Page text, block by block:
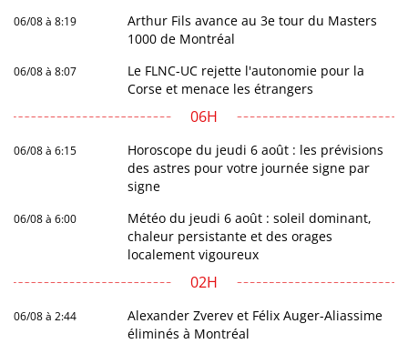
06/08 à 8:19
Arthur Fils avance au 3e tour du Masters
1000 de Montréal
06/08 à 8:07
Le FLNC-UC rejette l'autonomie pour la
Corse et menace les étrangers
06H
06/08 à 6:15
Horoscope du jeudi 6 août : les prévisions
des astres pour votre journée signe par
signe
06/08 à 6:00
Météo du jeudi 6 août : soleil dominant,
chaleur persistante et des orages
localement vigoureux
02H
06/08 à 2:44
Alexander Zverev et Félix Auger-Aliassime
éliminés à Montréal